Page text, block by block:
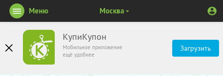
КупиКупон
Мобильное приложение
ещё удобнее
Загрузить
Меню Москва